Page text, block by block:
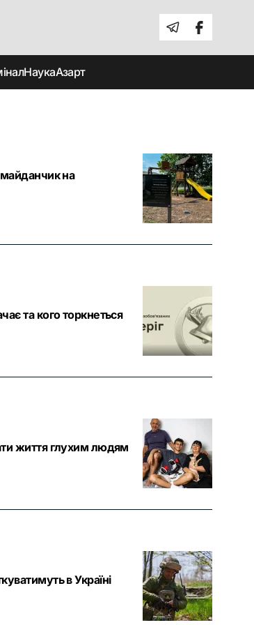
НаукаАзарт
майданчик на
та кого торкнеться
життя глухим людям
в Україні